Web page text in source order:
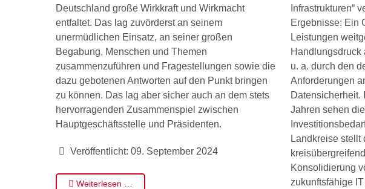
Deutschland große Wirkkraft und Wirkmacht
entfaltet. Das lag zuvörderst an seinem
unermüdlichen Einsatz, an seiner großen
Begabung, Menschen und Themen
zusammenzuführen und Fragestellungen sowie die
dazu gebotenen Antworten auf den Punkt bringen
zu können. Das lag aber sicher auch an dem stets
hervorragenden Zusammenspiel zwischen
Hauptgeschäftsstelle und Präsidenten.
Veröffentlicht: 09. September 2024
Weiterlesen …
Infrastrukturen“
Ergebnisse: Ein
Leistungen
Handlungsdruck
u. a. durch den
Anforderungen
Datensicherheit.
Jahren sehen
Landkreise stellt
Konsolidierung
zukunftsfähige